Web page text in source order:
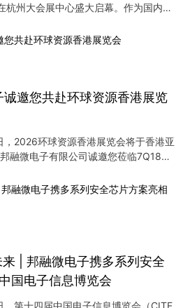
杭州大会展中心盛大启幕。作为国内视
限公司，以“赋能新零售”为主题，在展
能化转型与“服务提质”注入核心“芯”动
汇聚了零售设施设备、创新技术、商
晟元数据在本次展会中，重点展示了
键环节的“芯片+算法”核心技术与产
能化转型提供底层硬件支撑与算力赋
线上线下融合、数据驱动运营的智慧
托在信息安全、生物识别和机器视觉
其芯片与模组产品已广泛应用于智能
成果 晟元推出新一代支付平台解决
代解码芯片AS733与第三代SIGA3解
，省去繁琐的参数调试与适配流程，
度，有效加速产品上市周期。设备支
，显著降低运行功耗，延长使用寿
邀您共赴环球资源香港展览
2026环球资源香港展览会将于香港亚
融微电子有限公司诚邀您莅临7Q18展
来 | 邦融微电子携多系列安全
国电子信息博览会